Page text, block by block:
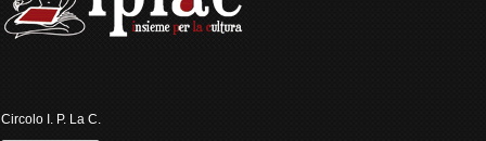
Circolo I. P. La C.